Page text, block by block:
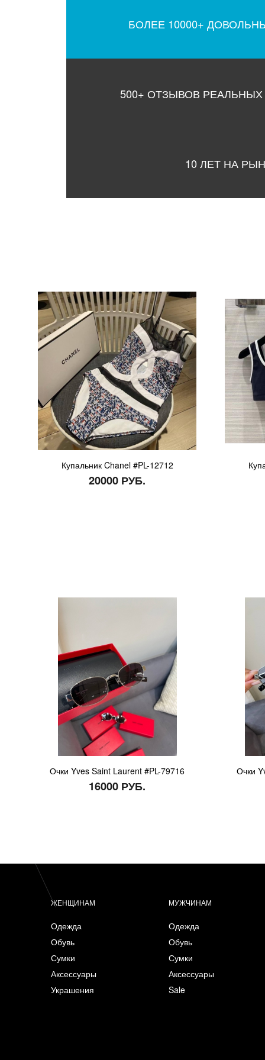
БОЛЕЕ 10000+
500+ ОТЗЫВОВ
10 ЛЕТ НА
Купальник Chanel #PL-12712
20000 РУБ.
Очки Yves Saint Laurent #PL-79716
16000 РУБ.
Очки
ЖЕНЩИНАМ
Одежда
Обувь
Сумки
Аксессуары
Украшения
МУЖЧИНАМ
Одежда
Обувь
Сумки
Аксессуары
Sale